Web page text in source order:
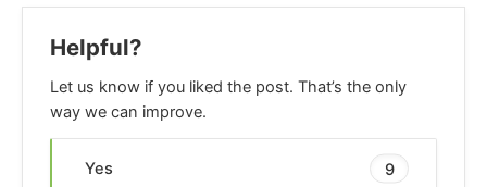
Helpful?
Let us know if you liked the post. That’s the only
way we can improve.
Yes 9